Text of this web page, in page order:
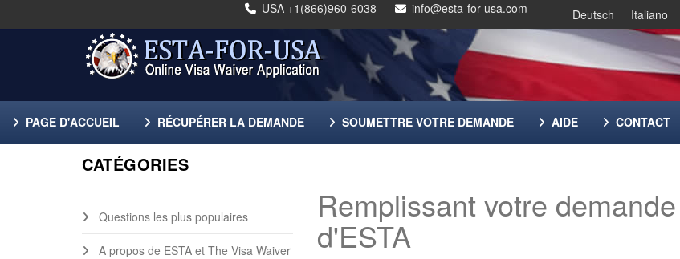
USA +1(866)960-6038 info@esta-for-usa.com Deutsch Italiano
PAGE D'ACCUEIL RÉCUPÉRER LA DEMANDE SOUMETTRE VOTRE DEMANDE AIDE CONTACT
CATÉGORIES
Questions les plus populaires
A propos de ESTA et The Visa Waiver
Remplissant votre demande
d'ESTA